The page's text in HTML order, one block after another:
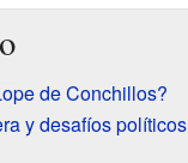
de Conchillos?
y desafíos políticos